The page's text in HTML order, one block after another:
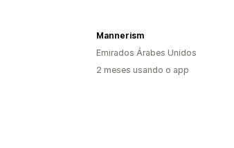
Mannerism
Emirados Árabes Unidos
2 meses usando o app